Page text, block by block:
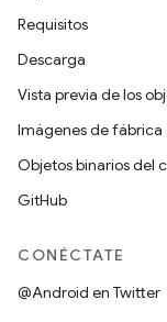
Requisitos
Descarga
Vista previa de los
Imágenes de fábrica
Objetos binarios del
GitHub
CONÉCTATE
@Android en Twitter